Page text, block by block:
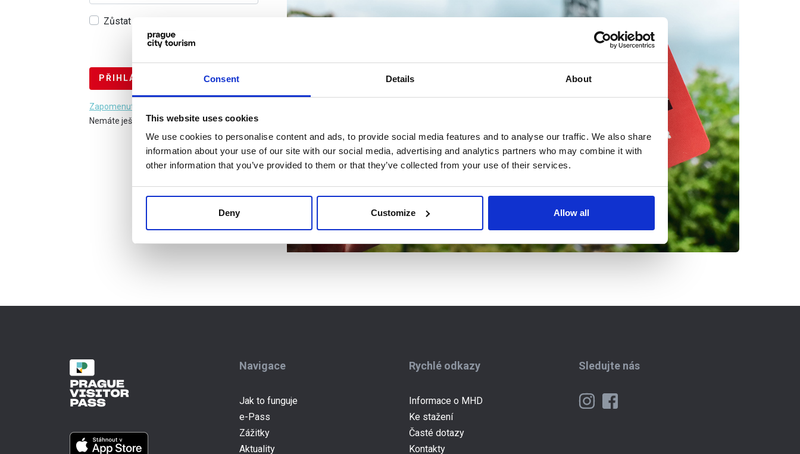
Consent Details About
This website uses cookies
We use cookies to personalise content and ads, to provide social media features and to analyse our traffic. We also share
information about your use of our site with our social media, advertising and analytics partners who may combine it with
other information that you’ve provided to them or that they’ve collected from your use of their services.
Deny Customize Allow all
Zůstat přihlášen na tomto zařízení
Zapomenuté heslo
Nemáte ještě účet? Registrujte se
Navigace
Jak to funguje
e-Pass
Zážitky
Aktuality
Rychlé odkazy
Informace o MHD
Ke stažení
Časté dotazy
Kontakty
Sledujte nás